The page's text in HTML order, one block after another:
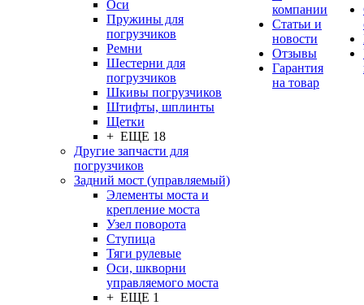
Оси
Пружины для
погрузчиков
Ремни
Шестерни для
погрузчиков
Шкивы погрузчиков
Штифты, шплинты
Щетки
+ ЕЩЕ 18
Другие запчасти для
погрузчиков
Задний мост (управляемый)
Элементы моста и
крепление моста
Узел поворота
Ступица
Тяги рулевые
Оси, шкворни
управляемого моста
+ ЕЩЕ 1
компании
Статьи и
новости
Отзывы
Гарантия
на товар